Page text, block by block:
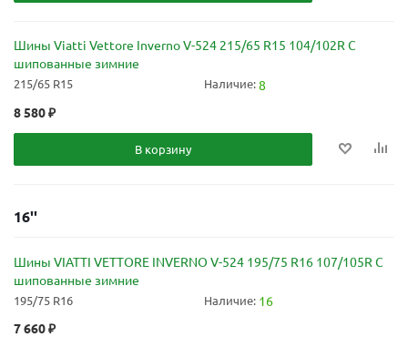
Шины Viatti Vettore Inverno V-524 215/65 R15 104/102R C
шипованные зимние
215/65 R15 Наличие:8
8 580₽
В корзину
16''
Шины VIATTI VETTORE INVERNO V-524 195/75 R16 107/105R C
шипованные зимние
195/75 R16 Наличие: 16
7 660₽